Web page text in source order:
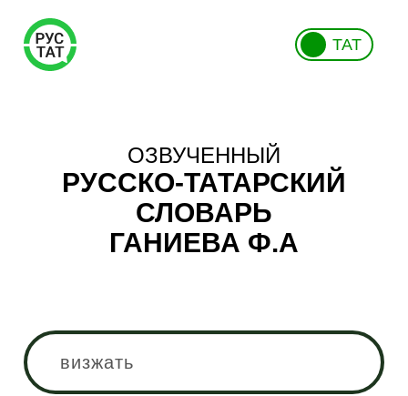
ТАТ
ОЗВУЧЕННЫЙ
РУССКО-ТАТАРСКИЙ
СЛОВАРЬ
ГАНИЕВА Ф.А